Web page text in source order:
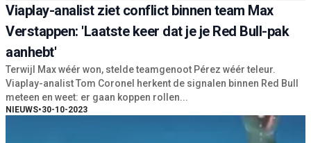
Viaplay-analist ziet conflict binnen team Max
Verstappen: 'Laatste keer dat je je Red Bull-pak
aanhebt'
Terwijl Max wéér won, stelde teamgenoot Pérez wéér teleur.
Viaplay-analist Tom Coronel herkent de signalen binnen Red Bull
meteen en weet: er gaan koppen rollen...
NIEUWS•30-10-2023